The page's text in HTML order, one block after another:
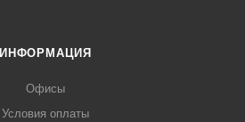
ИНФОРМАЦИЯ
Офисы
Условия оплаты